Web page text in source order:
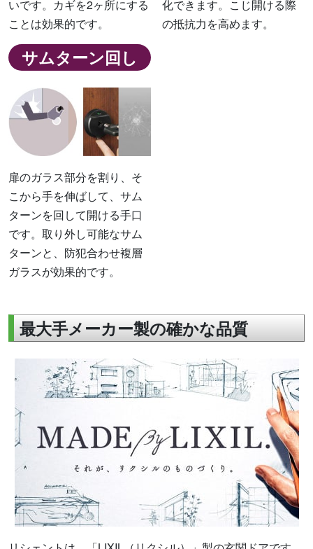
いです。カギを2ヶ所にする
ことは効果的です。
化できます。こじ開ける際
の抵抗力を高めます。
サムターン回し
扉のガラス部分を割り、そ
こから手を伸ばして、サム
ターンを回して開ける手口
です。取り外し可能なサム
ターンと、防犯合わせ複層
ガラスが効果的です。
最大手メーカー製の確かな品質